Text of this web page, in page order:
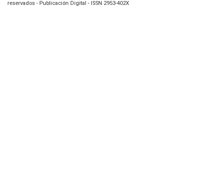
reservados - Publicación Digital - ISSN 2953-402X